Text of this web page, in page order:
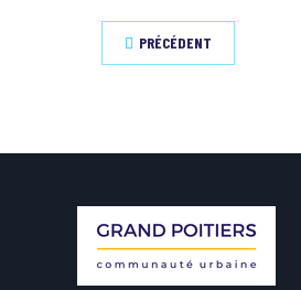
PRÉCÉDENT